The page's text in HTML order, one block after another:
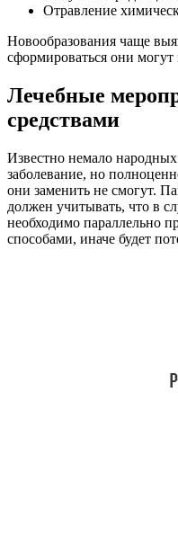
Отравление
Новообразования чаще
сформироваться они
Лечебные
средствами
Известно немало
заболевание, но
они заменить не смогут.
должен учитывать, что в
необходимо параллельно
способами, иначе будет